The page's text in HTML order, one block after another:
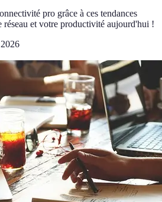
pro grâce à ces tendances
réseau et votre productivité aujourd'hui !